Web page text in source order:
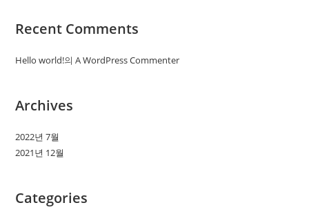
Recent Comments
Hello world!의A WordPress Commenter
Archives
2022년 7월
2021년 12월
Categories